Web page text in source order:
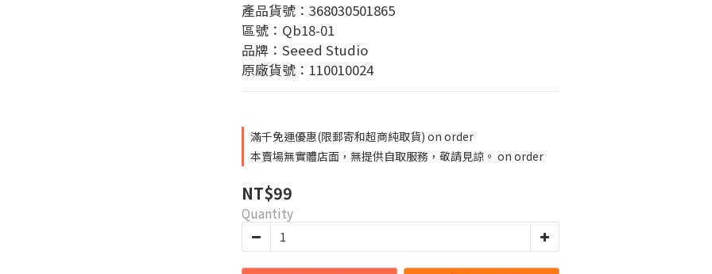
產品貨號：368030501865
區號：Qb18-01
品牌：Seeed Studio
原廠貨號：110010024
滿千免運優惠(限郵寄和超商純取貨) on order
本賣場無實體店面，無提供自取服務，敬請見諒。 on order
NT$99
Quantity